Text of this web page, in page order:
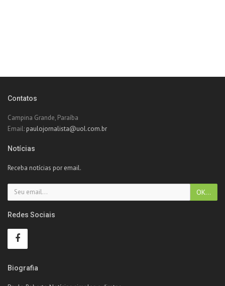
Contatos
Campina Grande, Paraíba
Email: paulojornalista@uol.com.br
Notícias
Receba notícias por email.
Redes Sociais
Biografia